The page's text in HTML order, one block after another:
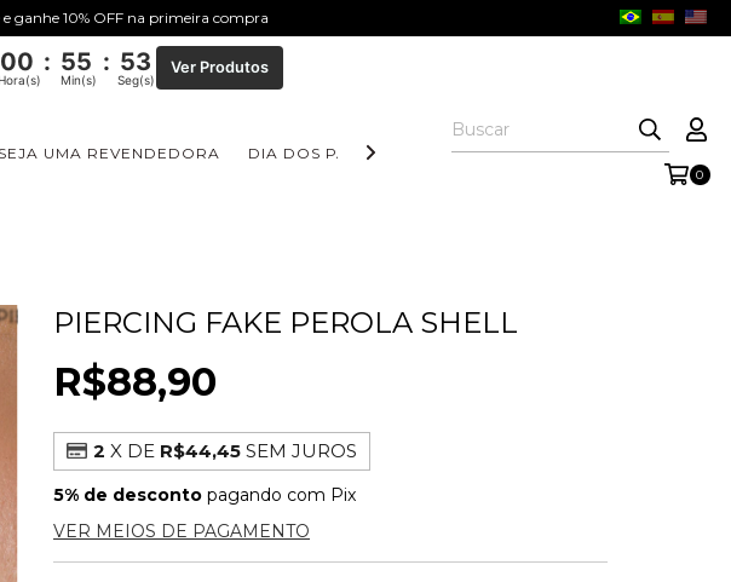
ganhe 10% OFF na primeira compra
00 : 55 : 52
Min(s) Seg(s)
Ver Produtos
SEJA UMA REVENDEDORA DIA DOS PAIS COLEÇÃO AURORA COLEÇÃO FORM
0
PIERCING FAKE PEROLA SHELL
R$88,90
2 X DE R$44,45 SEM JUROS
5% de desconto pagando com Pix
VER MEIOS DE PAGAMENTO